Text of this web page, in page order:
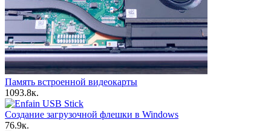
Память встроенной видеокарты
1093.8к.
Создание загрузочной флешки в Windows
76.9к.